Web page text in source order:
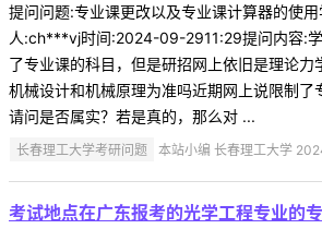
提问问题:专业课更改以及专业课计算器的使
人:ch***vj时间:2024-09-2911:29提问内容:
了专业课的科目，但是研招网上依旧是理论力
机械设计和机械原理为准吗近期网上说限制了
请问是否属实？若是真的，那么对 ...
长春理工大学考研问题 本站小编 长春理工大学
考试地点在广东报考的光学工程专业的